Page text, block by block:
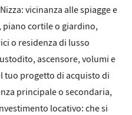
vicinanza alle spiagge e
piano cortile o giardino,
o residenza di lusso
ascensore, volumi e
tuo progetto di acquisto di
principale o secondaria,
locativo: che si